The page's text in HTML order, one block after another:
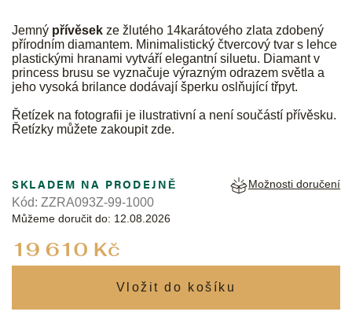
Jemný přívěsek ze žlutého 14karátového zlata zdobený
přírodním diamantem. Minimalistický čtvercový tvar s lehce
plastickými hranami vytváří elegantní siluetu. Diamant v
princess brusu se vyznačuje výrazným odrazem světla a
jeho vysoká brilance dodávají šperku oslňující třpyt.
Řetízek na fotografii je ilustrativní a není součástí přívěsku.
Řetízky můžete zakoupitzde.
19 610 Kč
SKLADEM NA PRODEJNĚ
Můžeme doručit do: 12.08.2026
Možnosti doručení
Kód: ZZRA093Z-99-1000